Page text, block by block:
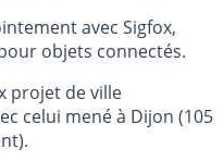
avec Sigfox,
objets connectés.
projet de ville
celui mené à Dijon (105